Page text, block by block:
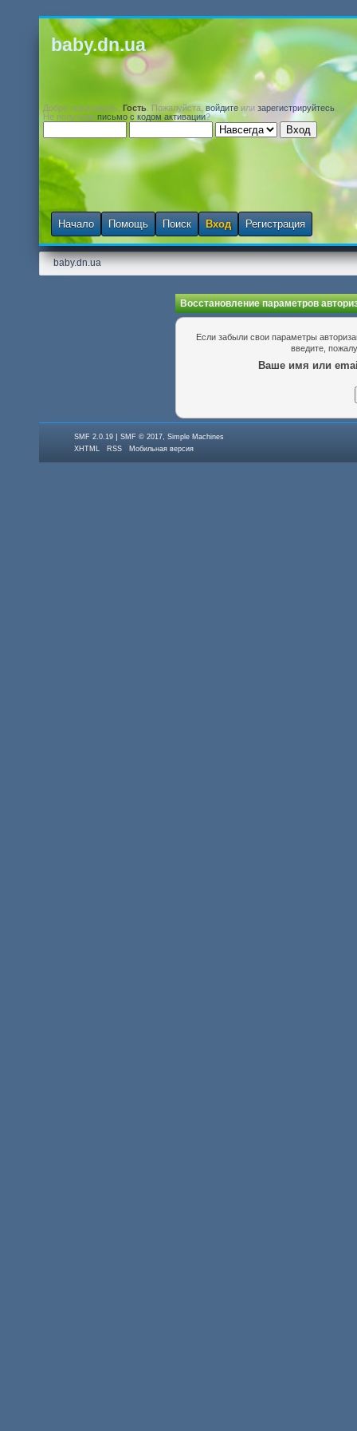
baby.dn.ua
Добро пожаловать, Гость . Пожалуйста,войдите или зарегистрируйтесь
Не получили письмо с кодом активации?
Начало Помощь Поиск Вход Регистрация
baby.dn.ua
Восстановление параметров
Если забыли свои параметры
введите,
Ваше имя или
SMF 2.0.19 |SMF © 2017,Simple Machines
XHTML
RSS Мобильная версия